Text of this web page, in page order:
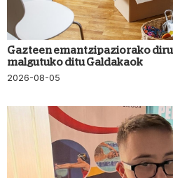
Gazteen emantzipaziorako
malgutuko ditu Galdakaok
2026-08-05